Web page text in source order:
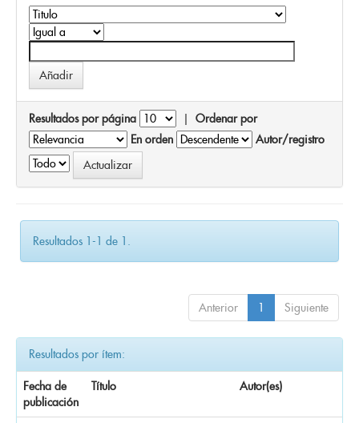
Resultados por página | Ordenar por
En orden
Autor/registro
Resultados 1-1 de 1.
Anterior 1 Siguiente
Resultados por ítem:
Fecha de
publicación
Título Autor(es)